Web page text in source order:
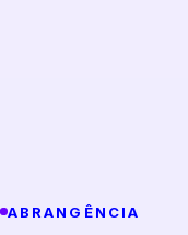
ABRANGÊNCIA